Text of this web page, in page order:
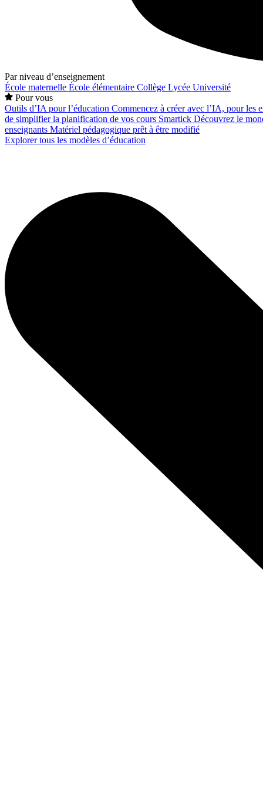
Par niveau d’enseignement
École maternelle École élémentaire Collège Lycée Université
Pour vous
Outils d’IA pour l’éducation Commencez à créer avec l’IA, pour les
de simplifier la planification de vos cours Smartick Découvrez le
enseignants Matériel pédagogique prêt à être modifié
Explorer tous les modèles d’éducation